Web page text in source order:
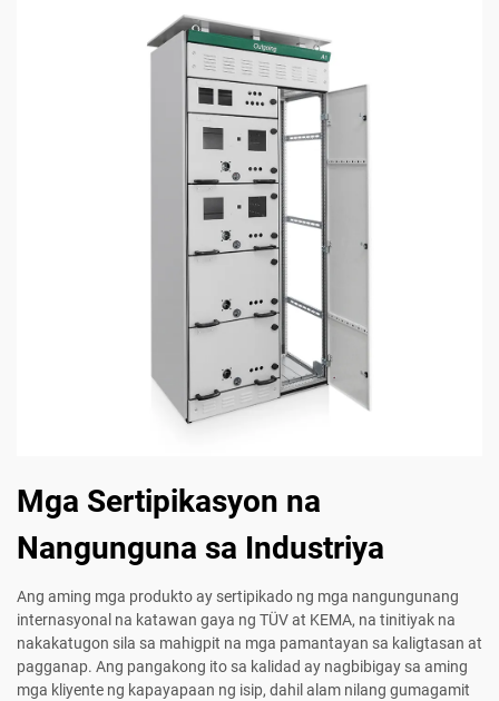
Mga Sertipikasyon na
Nangunguna sa Industriya
Ang aming mga produkto ay sertipikado ng mga nangungunang
internasyonal na katawan gaya ng TÜV at KEMA, na tinitiyak na
nakakatugon sila sa mahigpit na mga pamantayan sa kaligtasan at
pagganap. Ang pangakong ito sa kalidad ay nagbibigay sa aming
mga kliyente ng kapayapaan ng isip, dahil alam nilang gumagamit